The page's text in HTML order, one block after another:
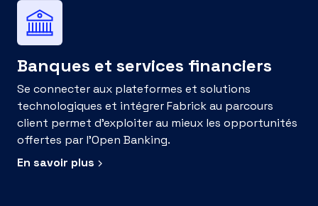
Banques et services financiers
Se connecter aux plateformes et solutions
technologiques et intégrer Fabrick au parcours
client permet d'exploiter au mieux les opportunités
offertes par l'Open Banking.
En savoir plus